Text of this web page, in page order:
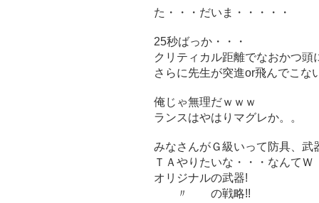
た・・・だいま・・・・・
25秒ばっか・・・
クリティカル距離でなおかつ頭
さらに先生が突進or飛んでこな
俺じゃ無理だｗｗｗ
ランスはやはりマグレか。。
みなさんがＧ級いって防具、
ＴＡやりたいな・・・なんてＷ
オリジナルの武器!
〃 の戦略!!